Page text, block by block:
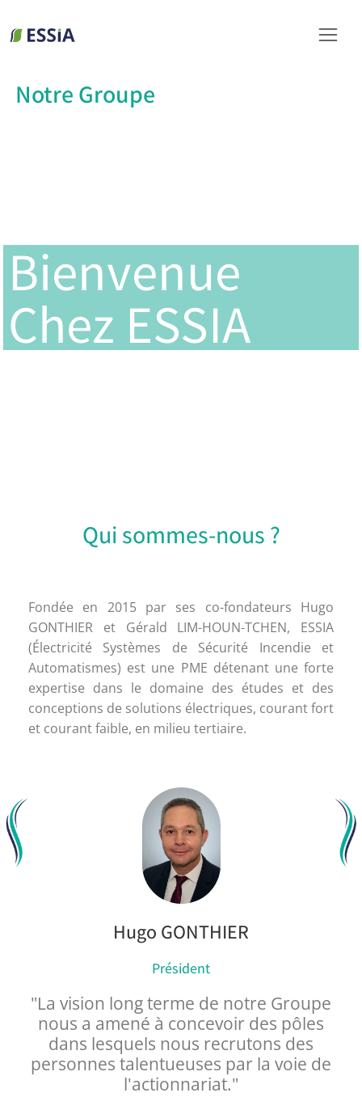
Notre Groupe
Bienvenue
Chez ESSIA
Bienvenue
Chez ESSIA
Qui sommes-nous ?
Fondée en 2015 par ses co-fondateurs Hugo
GONTHIER et Gérald LIM-HOUN-TCHEN, ESSIA
(Électricité Systèmes de Sécurité Incendie et
Automatismes) est une PME détenant une forte
expertise dans le domaine des études et des
conceptions de solutions électriques, courant fort
et courant faible, en milieu tertiaire.
Hugo GONTHIER
Président
"La vision long terme de notre Groupe
nous a amené à concevoir des pôles
dans lesquels nous recrutons des
personnes talentueuses par la voie de
l'actionnariat."